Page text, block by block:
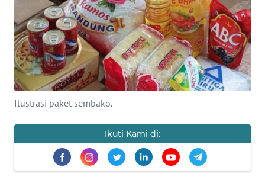
Ilustrasi paket sembako.
Ikuti Kami di:
PERISTIWA
NATUNA
BINTAN
Informasi
BERITA
KONTAK